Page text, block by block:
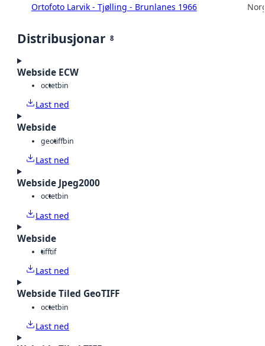
Ortofoto Larvik - Tjølling - Brunlanes 1966
Distribusjonar 8
Webside ECW
octetbin
Last ned
Webside
geotiffbin
Last ned
Webside Jpeg2000
octetbin
Last ned
Webside
tifftif
Last ned
Webside Tiled GeoTIFF
octetbin
Last ned